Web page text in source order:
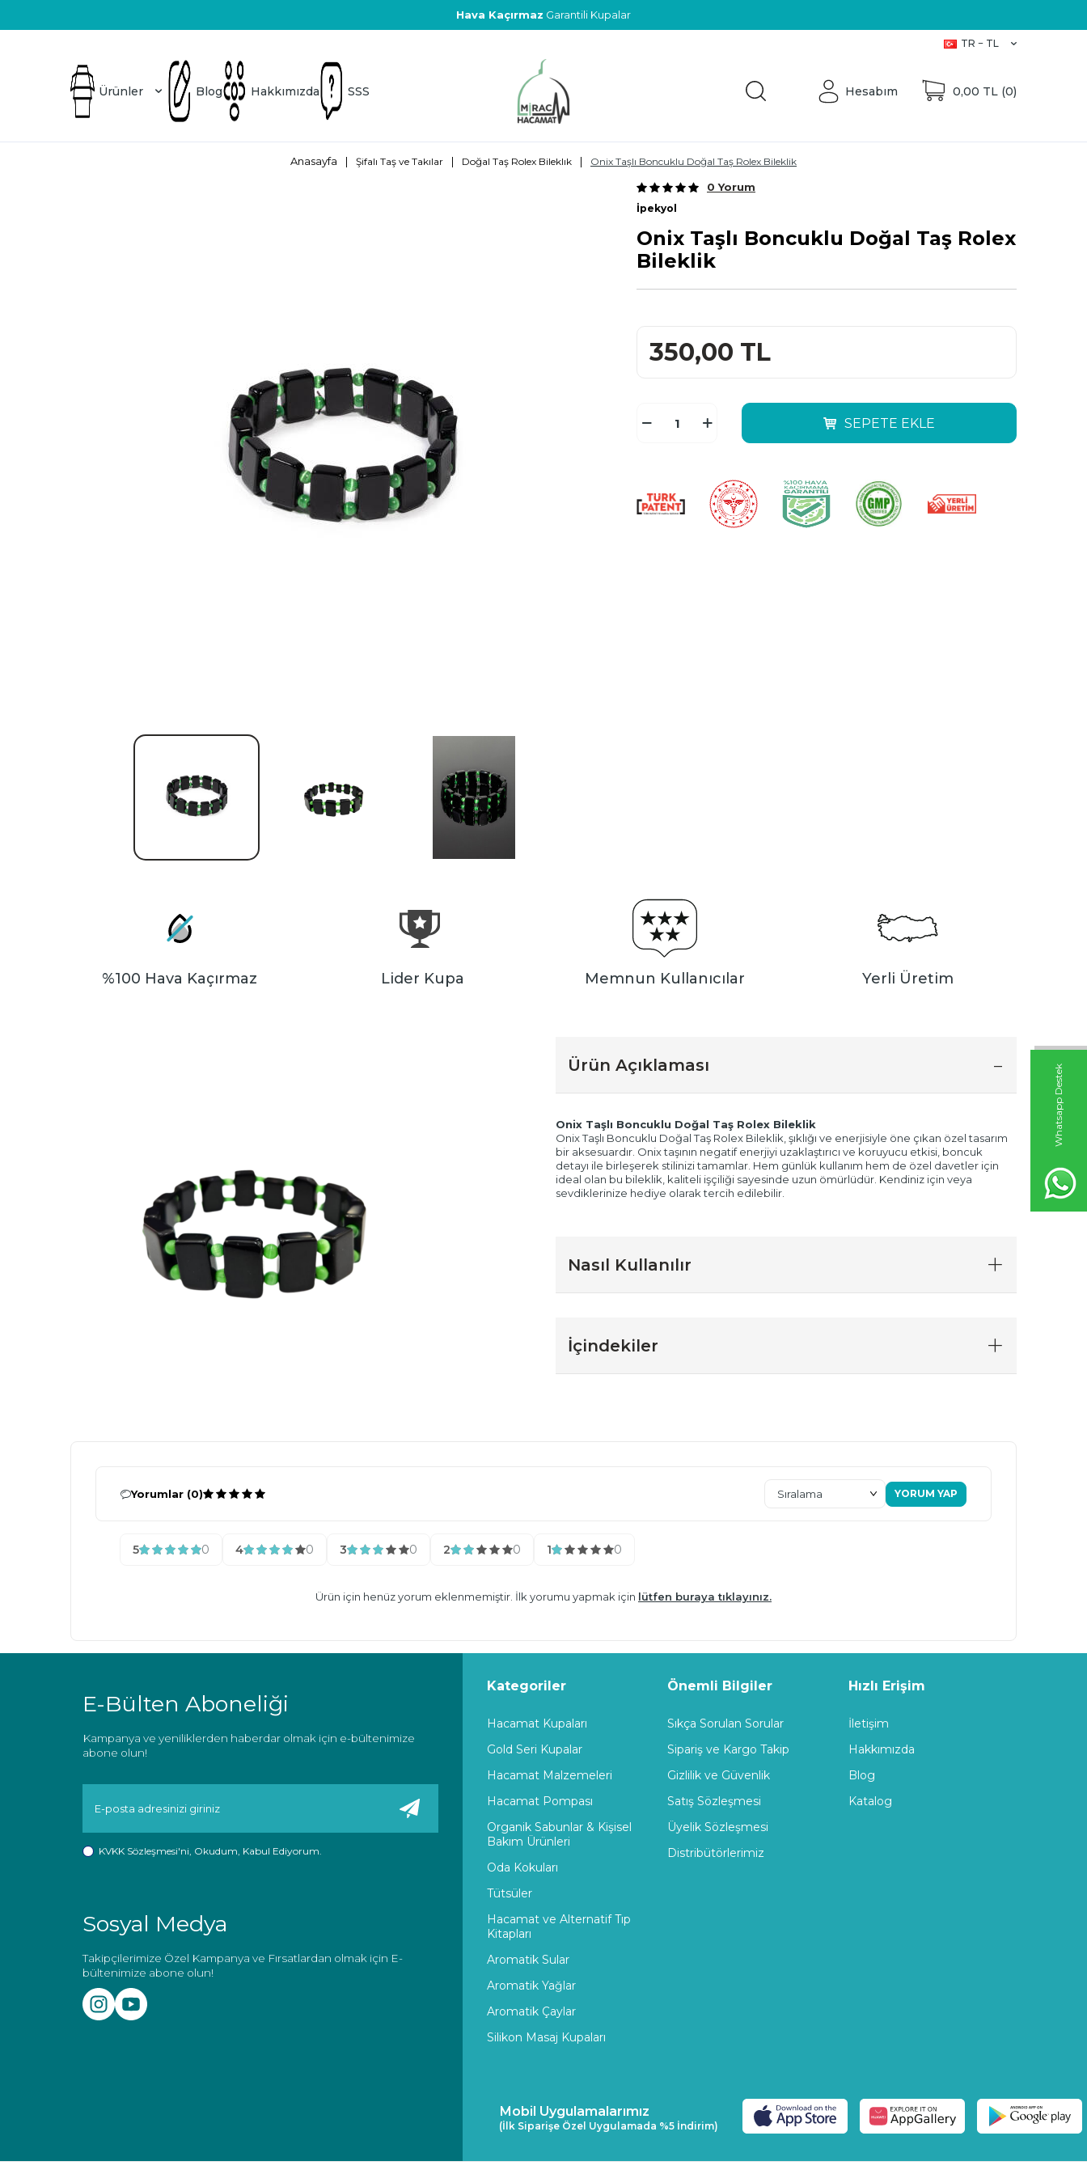
W
h
t
s
a
p
p
D
e
s
t
e
k
H
a
t
t
Hava Kaçırmaz Garantili Kupalar
TR − TL
Ürünler Blog Hakkımızda SSS Hesabım 0,00 TL (0)
Anasayfa | Şifalı Taş ve Takılar | Doğal Taş Rolex Bileklık | Onix Taşlı Boncuklu Doğal Taş Rolex Bileklik
0 Yorum
İpekyol
Onix Taşlı Boncuklu Doğal Taş Rolex
Bileklik
350,00 TL
SEPETE EKLE
%100 Hava Kaçırmaz Lider Kupa Memnun Kullanıcılar Yerli Üretim
Ürün Açıklaması
Onix Taşlı Boncuklu Doğal Taş Rolex Bileklik
Onix Taşlı Boncuklu Doğal Taş Rolex Bileklik, şıklığı ve enerjisiyle öne çıkan özel tasarım
bir aksesuardır. Onix taşının negatif enerjiyi uzaklaştırıcı ve koruyucu etkisi, boncuk
detayı ile birleşerek stilinizi tamamlar. Hem günlük kullanım hem de özel davetler için
ideal olan bu bileklik, kaliteli işçiliği sayesinde uzun ömürlüdür. Kendiniz için veya
sevdiklerinize hediye olarak tercih edilebilir.
Nasıl Kullanılır
İçindekiler
Yorumlar (0) YORUM YAP
5 0 4 0 3 0 2 0 1 0
Ürün için henüz yorum eklenmemiştir. İlk yorumu yapmak için lütfen buraya tıklayınız.
E-Bülten Aboneliği
Kampanya ve yeniliklerden haberdar olmak için e-bültenimize
abone olun!
KVKK Sözleşmesi'ni, Okudum, Kabul Ediyorum.
Sosyal Medya
Takipçilerimize Özel Kampanya ve Fırsatlardan olmak için E-
bültenimize abone olun!
Kategoriler
Hacamat Kupaları
Gold Seri Kupalar
Hacamat Malzemeleri
Hacamat Pompası
Organik Sabunlar & Kişisel
Bakım Ürünleri
Oda Kokuları
Tütsüler
Hacamat ve Alternatif Tıp
Kitapları
Aromatik Sular
Aromatik Yağlar
Aromatik Çaylar
Silikon Masaj Kupaları
Önemli Bilgiler
Sıkça Sorulan Sorular
Sipariş ve Kargo Takip
Gizlilik ve Güvenlik
Satış Sözleşmesi
Üyelik Sözleşmesi
Distribütörlerimiz
Hızlı Erişim
İletişim
Hakkımızda
Blog
Katalog
Mobil Uygulamalarımız
(İlk Siparişe Özel Uygulamada %5 İndirim)